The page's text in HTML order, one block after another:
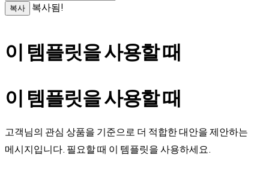
복사 복사됨!
이 템플릿을 사용할 때
이 템플릿을 사용할 때
고객님의 관심 상품을 기준으로 더 적합한 대안을 제안하는
메시지입니다. 필요할 때 이 템플릿을 사용하세요.